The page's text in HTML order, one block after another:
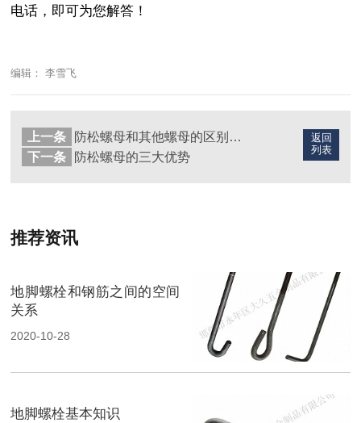
电话，即可为您解答！
编辑： 李雪飞
返回
列表
上一条
防松螺母和其他螺母的区别在哪里？
下一条
防松螺母的三大优势
推荐资讯
地脚螺栓和钢筋之间的空间
关系
2020-10-28
地脚螺栓基本知识